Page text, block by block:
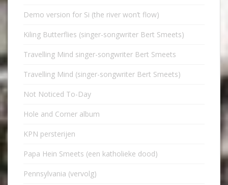
Demo version for Si (the river won’t flow)
Kiling Butterflies (singer-songwriter Bert Smeets)
Travelling Mind singer-songwriter Bert Smeets
Travelling Mind (singer-songwriter Bert Smeets)
Not Noticed To-Day
Hole and Corner album
KPN persterijen
Papa Hein Smeets (een katholieke dood)
Pennsylvania (vervolg)